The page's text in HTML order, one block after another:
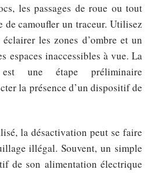
les passages de roue ou tout
de camoufler un traceur. Utilisez
les zones d’ombre et un
espaces inaccessibles à vue. La
une étape préliminaire
la présence d’un dispositif de
la désactivation peut se faire
illégal. Souvent, un simple
de son alimentation électrique